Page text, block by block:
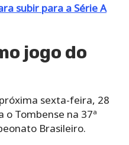
subir para a Série A
jogo do
sexta-feira, 28
Tombense na 37ª
Brasileiro.